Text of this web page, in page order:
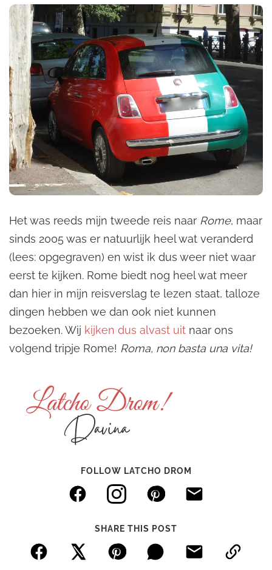
Het was reeds mijn tweede reis naar Rome, maar
sinds 2005 was er natuurlijk heel wat veranderd
(lees: opgegraven) en wist ik dus weer niet waar
eerst te kijken. Rome biedt nog heel wat meer
dan hier in mijn reisverslag te lezen staat, talloze
dingen hebben we dan ook niet kunnen
bezoeken. Wij kijken dus alvast uit naar ons
volgend tripje Rome! Roma, non basta una vita!
FOLLOW LATCHO DROM
SHARE THIS POST